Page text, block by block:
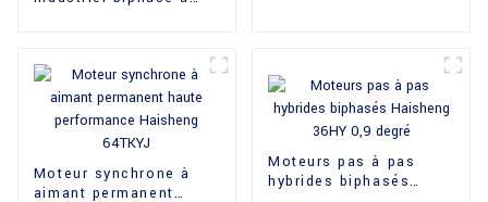
Moteur synchrone à
aimant permanent
Moteurs pas à pas
hybrides biphasés